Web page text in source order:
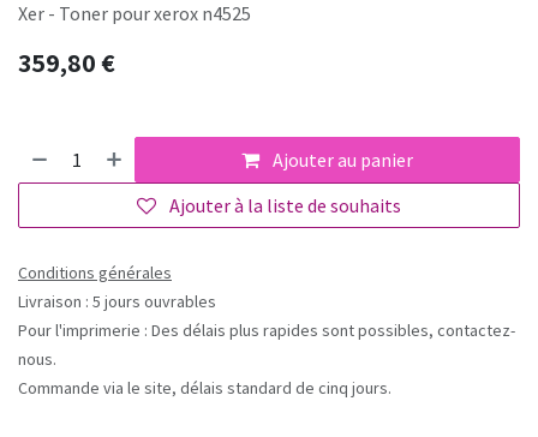
Xer - Toner pour xerox n4525
359,80€
Ajouter au panier
Ajouter à la liste de souhaits
Conditions générales
Livraison : 5 jours ouvrables
Pour l'imprimerie : Des délais plus rapides sont possibles, contactez-
nous.
Commande via le site, délais standard de cinq jours.